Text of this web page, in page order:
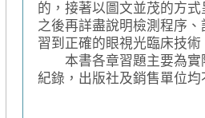
的，接著以圖文並茂的方
之後再詳盡說明檢測程序
習到正確的眼視光臨床技術
本書各章習題主要為實
紀錄，出版社及銷售單位